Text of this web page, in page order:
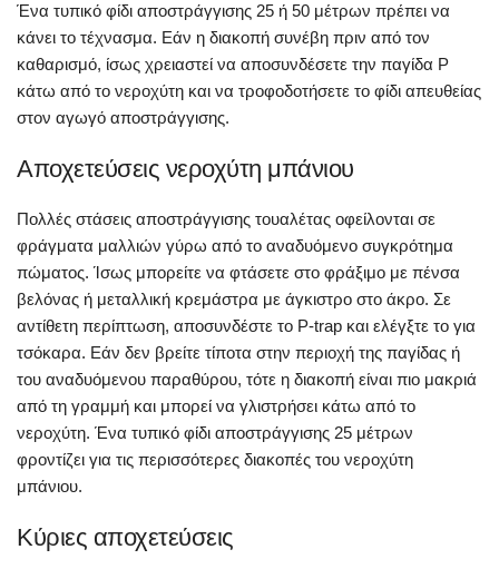
Ένα τυπικό φίδι αποστράγγισης 25 ή 50 μέτρων πρέπει να
κάνει το τέχνασμα. Εάν η διακοπή συνέβη πριν από τον
καθαρισμό, ίσως χρειαστεί να αποσυνδέσετε την παγίδα P
κάτω από το νεροχύτη και να τροφοδοτήσετε το φίδι απευθείας
στον αγωγό αποστράγγισης.
Αποχετεύσεις νεροχύτη μπάνιου
Πολλές στάσεις αποστράγγισης τουαλέτας οφείλονται σε
φράγματα μαλλιών γύρω από το αναδυόμενο συγκρότημα
πώματος. Ίσως μπορείτε να φτάσετε στο φράξιμο με πένσα
βελόνας ή μεταλλική κρεμάστρα με άγκιστρο στο άκρο. Σε
αντίθετη περίπτωση, αποσυνδέστε το P-trap και ελέγξτε το για
τσόκαρα. Εάν δεν βρείτε τίποτα στην περιοχή της παγίδας ή
του αναδυόμενου παραθύρου, τότε η διακοπή είναι πιο μακριά
από τη γραμμή και μπορεί να γλιστρήσει κάτω από το
νεροχύτη. Ένα τυπικό φίδι αποστράγγισης 25 μέτρων
φροντίζει για τις περισσότερες διακοπές του νεροχύτη
μπάνιου.
Κύριες αποχετεύσεις